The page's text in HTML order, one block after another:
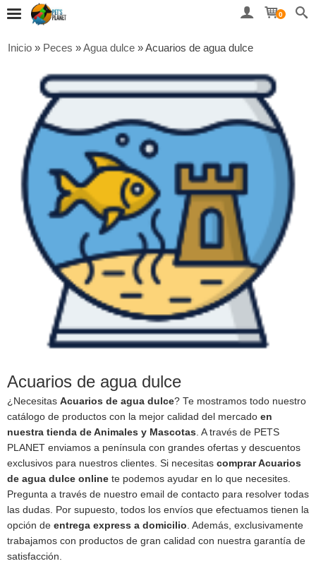
0
Inicio » Peces »Agua dulce »Acuarios de agua dulce
Acuarios de agua dulce
¿Necesitas Acuarios de agua dulce? Te mostramos todo nuestro
catálogo de productos con la mejor calidad del mercado en
nuestra tienda de Animales y Mascotas. A través de PETS
PLANET enviamos a península con grandes ofertas y descuentos
exclusivos para nuestros clientes. Si necesitas comprar Acuarios
de agua dulce online te podemos ayudar en lo que necesites.
Pregunta a través de nuestro email de contacto para resolver todas
las dudas. Por supuesto, todos los envíos que efectuamos tienen la
opción de entrega express a domicilio. Además, exclusivamente
trabajamos con productos de gran calidad con nuestra garantía de
satisfacción.